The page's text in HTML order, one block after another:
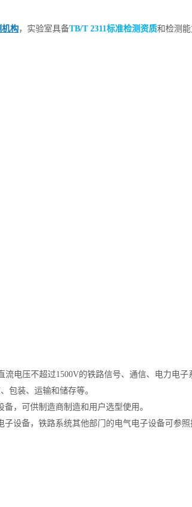
机构，实验室具备TB/T 2311标准检测资质和检测
流电压不超过1500V的铁路信号、通信、电力电
包装、运输和储存等。
，可供制造商制造和用户选型使用。
设备，铁路系统其他部门的电气电子设备可参照